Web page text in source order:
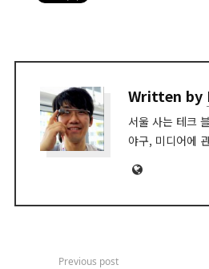
Written by
서울 사는 테크
야구, 미디어에
Website
Previous post